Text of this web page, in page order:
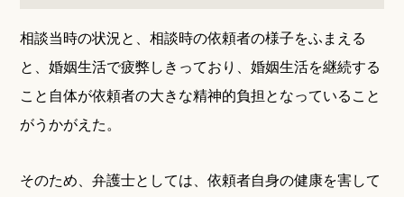
相談当時の状況と、相談時の依頼者の様子をふまえる
と、婚姻生活で疲弊しきっており、婚姻生活を継続する
こと自体が依頼者の大きな精神的負担となっていること
がうかがえた。
そのため、弁護士としては、依頼者自身の健康を害して